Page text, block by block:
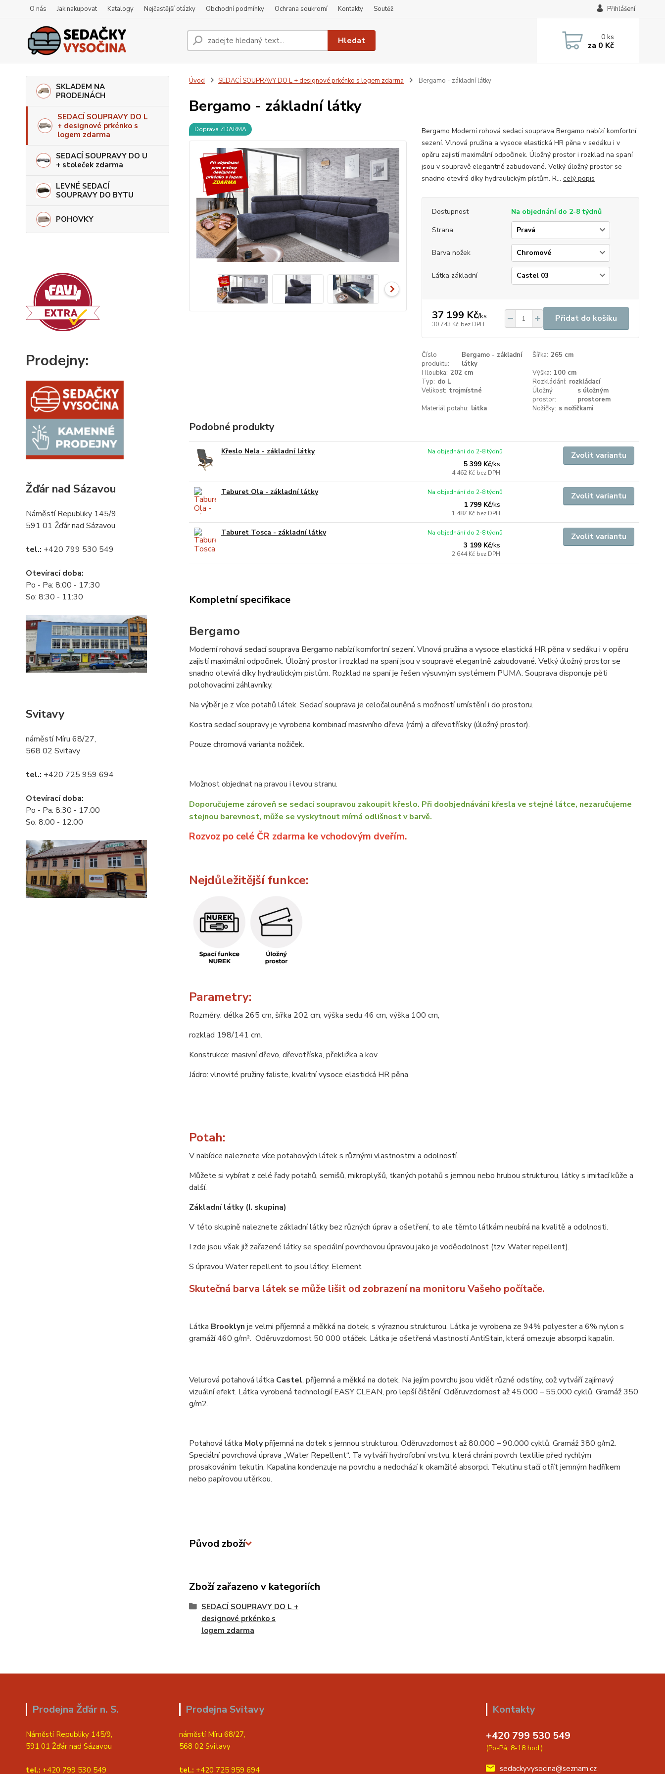
O nás Jak nakupovat Katalogy Nejčastější otázky Obchodní podmínky Ochrana soukromí Kontakty Soutěž Přihlášení
Hledat 0ks
za 0 Kč
SKLADEM NA
PRODEJNÁCH
SEDACÍ SOUPRAVY DO L
+ designové prkénko s
logem zdarma
SEDACÍ SOUPRAVY DO U
+ stoleček zdarma
LEVNÉ SEDACÍ
SOUPRAVY DO BYTU
POHOVKY
Prodejny:
Žďár nad Sázavou
Náměstí Republiky 145/9,
591 01 Žďár nad Sázavou
tel.: +420 799 530 549
Otevírací doba:
Po - Pa: 8:00 - 17:30
So: 8:30 - 11:30
Svitavy
náměstí Míru 68/27,
568 02 Svitavy
tel.: +420 725 959 694
Otevírací doba:
Po - Pa: 8:30 - 17:00
So: 8:00 - 12:00
Úvod SEDACÍ SOUPRAVY DO L + designové prkénko s logem zdarma Bergamo - základní látky
Bergamo - základní látky
Doprava ZDARMA
Bergamo Moderní rohová sedací souprava Bergamo nabízí komfortní
sezení. Vlnová pružina a vysoce elastická HR pěna v sedáku i v
opěru zajistí maximální odpočinek. Úložný prostor i rozklad na spaní
jsou v soupravě elegantně zabudované. Velký úložný prostor se
snadno otevírá díky hydraulickým pístům. R... celý popis
Dostupnost
Na objednání do 2-8 týdnů
Strana
Barva nožek
Látka základní
37 199 Kč/ks
30 743 Kč bez DPH
Přidat do košíku
Číslo
produktu:
Bergamo - základní
látky
Šířka: 265 cm
Hloubka: 202 cm Výška: 100 cm
Typ: do L Rozkládání: rozkládací
Velikost: trojmístné
Úložný
prostor:
s úložným
prostorem
Materiál potahu: látka Nožičky: s nožičkami
Podobné produkty
Křeslo Nela - základní látky
5 399 Kč/ks
4 462 Kč bez DPH
Na objednání do 2-8 týdnů Zvolit variantu
Taburet Ola - základní látky
1 799 Kč/ks
1 487 Kč bez DPH
Na objednání do 2-8 týdnů Zvolit variantu
Taburet Tosca - základní látky
3 199 Kč/ks
2 644 Kč bez DPH
Na objednání do 2-8 týdnů Zvolit variantu
Kompletní specifikace
Bergamo
Moderní rohová sedací souprava Bergamo nabízí komfortní sezení. Vlnová pružina a vysoce elastická HR pěna v sedáku i v opěru
zajistí maximální odpočinek. Úložný prostor i rozklad na spaní jsou v soupravě elegantně zabudované. Velký úložný prostor se
snadno otevírá díky hydraulickým pístům. Rozklad na spaní je řešen výsuvným systémem PUMA. Souprava disponuje pěti
polohovacími záhlavníky.
Na výběr je z více potahů látek. Sedací souprava je celočalouněná s možností umístění i do prostoru.
Kostra sedací soupravy je vyrobena kombinací masivního dřeva (rám) a dřevotřísky (úložný prostor).
Pouze chromová varianta nožiček.
Možnost objednat na pravou i levou stranu.
Doporučujeme zároveň se sedací soupravou zakoupit křeslo. Při doobjednávání křesla ve stejné látce, nezaručujeme
stejnou barevnost, může se vyskytnout mírná odlišnost v barvě.
Rozvoz po celé ČR zdarma ke vchodovým dveřím.
Nejdůležitější funkce:
Parametry:
Rozměry: délka 265 cm, šířka 202 cm, výška sedu 46 cm, výška 100 cm,
rozklad 198/141 cm.
Konstrukce: masivní dřevo, dřevotříska, překližka a kov
Jádro: vlnovité pružiny faliste, kvalitní vysoce elastická HR pěna
Potah:
V nabídce naleznete více potahových látek s různými vlastnostmi a odolností.
Můžete si vybírat z celé řady potahů, semišů, mikroplyšů, tkaných potahů s jemnou nebo hrubou strukturou, látky s imitací kůže a
další.
Základní látky (I. skupina)
V této skupině naleznete základní látky bez různých úprav a ošetření, to ale těmto látkám neubírá na kvalitě a odolnosti.
I zde jsou však již zařazené látky se speciální povrchovou úpravou jako je voděodolnost (tzv. Water repellent).
S úpravou Water repellent to jsou látky: Element
Skutečná barva látek se může lišit od zobrazení na monitoru Vašeho počítače.
Látka Brooklyn je velmi příjemná a měkká na dotek, s výraznou strukturou. Látka je vyrobena ze 94% polyester a 6% nylon s
gramáží 460 g/m². Oděruvzdornost 50 000 otáček. Látka je ošetřená vlastností AntiStain, která omezuje absorpci kapalin.
Velurová potahová látka Castel, příjemná a měkká na dotek. Na jejím povrchu jsou vidět různé odstíny, což vytváří zajímavý
vizuální efekt. Látka vyrobená technologií EASY CLEAN, pro lepší čištění. Oděruvzdornost až 45.000 – 55.000 cyklů. Gramáž 350
g/m2.
Potahová látka Molypříjemná na dotek s jemnou strukturou. Oděruvzdornost až 80.000 – 90.000 cyklů. Gramáž 380 g/m2.
Speciální povrchová úprava „Water Repellent“. Ta vytváří hydrofobní vrstvu, která chrání povrch textilie před rychlým
prosakováním tekutin. Kapalina kondenzuje na povrchu a nedochází k okamžité absorpci. Tekutinu stačí otřít jemným hadříkem
nebo papírovou utěrkou.
Původ zboží
Zboží zařazeno v kategoriích
SEDACÍ SOUPRAVY DO L +
designové prkénko s
logem zdarma
Prodejna Žďár n. S.
Náměstí Republiky 145/9,
591 01 Žďár nad Sázavou
tel.: +420 799 530 549
Prodejna Svitavy
náměstí Míru 68/27,
568 02 Svitavy
tel.: +420 725 959 694
Kontakty
+420 799 530 549
(Po-Pá, 8-18 hod.)
sedackyvysocina@seznam.cz